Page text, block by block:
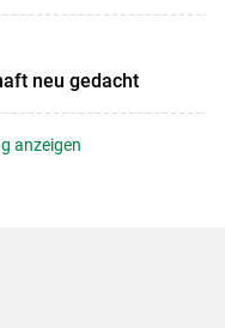
neu gedacht
anzeigen